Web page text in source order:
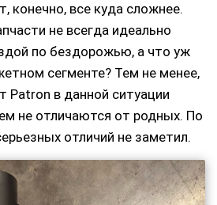
конечно, все куда сложнее.
не всегда идеально
по бездорожью, а что уж
сегменте? Тем не менее,
Patron в данной ситуации
не отличаются от родных. По
отличий не заметил.